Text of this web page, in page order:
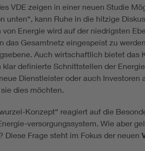
VDE zeigen in einer neuen Studie
unten“, kann Ruhe in die hitzige
von Energie wird auf der niedrigsten
das Gesamtnetz eingespeist zu
Auch wirtschaftlich bietet
klar definierte Schnittstellen der
Dienstleister oder auch
dies möchten.
Konzept“ reagiert auf die
versorgungssystem. Wie aber
Diese Frage steht im Fokus der neuen